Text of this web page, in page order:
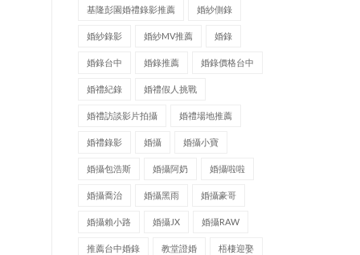
基隆彭園婚禮錄影推薦 婚紗側錄
婚紗錄影 婚紗MV推薦 婚錄
婚錄台中 婚錄推薦 婚錄價格台中
婚禮紀錄 婚禮假人挑戰
婚禮訪談影片拍攝 婚禮場地推薦
婚禮錄影 婚攝 婚攝小寶
婚攝包浩斯 婚攝阿奶 婚攝啦啦
婚攝喬治 婚攝黑雨 婚攝豪哥
婚攝賴小路 婚攝JX 婚攝RAW
推薦台中婚錄 教堂證婚 梧棲迎娶